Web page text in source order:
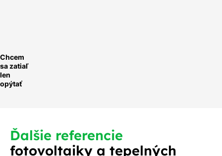
Chcem
sa zatiaľ
len
opýtať
Ďalšie referencie
fotovoltaiky a tepelných